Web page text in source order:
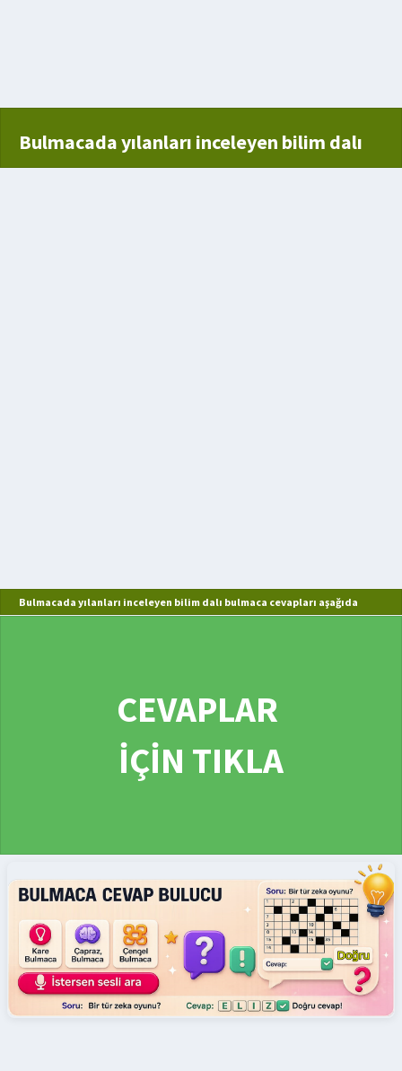
Bulmacada yılanları inceleyen bilim dalı
Bulmacada yılanları inceleyen bilim dalı bulmaca cevapları aşağıda
CEVAPLAR
İÇİN TIKLA